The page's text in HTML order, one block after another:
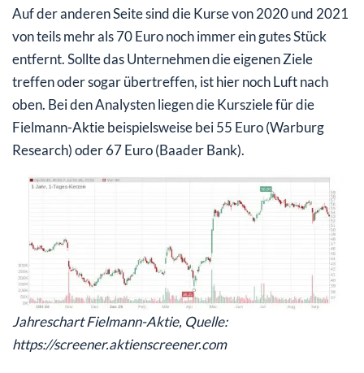
Auf der anderen Seite sind die Kurse von 2020 und 2021
von teils mehr als 70 Euro noch immer ein gutes Stück
entfernt. Sollte das Unternehmen die eigenen Ziele
treffen oder sogar übertreffen, ist hier noch Luft nach
oben. Bei den Analysten liegen die Kursziele für die
Fielmann-Aktie beispielsweise bei 55 Euro (Warburg
Research) oder 67 Euro (Baader Bank).
Jahreschart Fielmann-Aktie, Quelle:
https://screener.aktienscreener.com